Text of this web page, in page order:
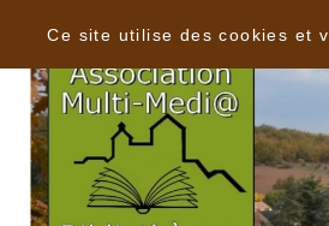
Ce site utilise des cookies et